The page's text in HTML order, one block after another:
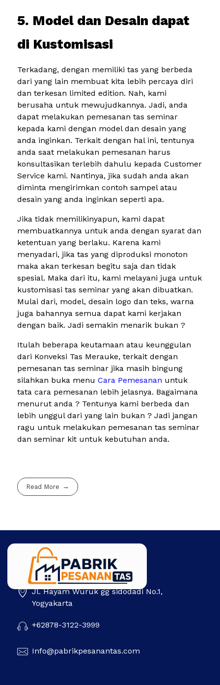
5. Model dan Desain dapat
di Kustomisasi
Terkadang, dengan memiliki tas yang berbeda
dari yang lain membuat kita lebih percaya diri
dan terkesan limited edition. Nah, kami
berusaha untuk mewujudkannya. Jadi, anda
dapat melakukan pemesanan tas seminar
kepada kami dengan model dan desain yang
anda inginkan. Terkait dengan hal ini, tentunya
anda saat melakukan pemesanan harus
konsultasikan terlebih dahulu kepada Customer
Service kami. Nantinya, jika sudah anda akan
diminta mengirimkan contoh sampel atau
desain yang anda inginkan seperti apa.
Jika tidak memilikinyapun, kami dapat
membuatkannya untuk anda dengan syarat dan
ketentuan yang berlaku. Karena kami
menyadari, jika tas yang diproduksi monoton
maka akan terkesan begitu saja dan tidak
spesial. Maka dari itu, kami melayani juga untuk
kustomisasi tas seminar yang akan dibuatkan.
Mulai dari, model, desain logo dan teks, warna
juga bahannya semua dapat kami kerjakan
dengan baik. Jadi semakin menarik bukan ?
Itulah beberapa keutamaan atau keunggulan
dari Konveksi Tas Merauke, terkait dengan
pemesanan tas seminar jika masih bingung
silahkan buka menu Cara Pemesanan untuk
tata cara pemesanan lebih jelasnya. Bagaimana
menurut anda ? Tentunya kami berbeda dan
lebih unggul dari yang lain bukan ? Jadi jangan
ragu untuk melakukan pemesanan tas seminar
dan seminar kit untuk kebutuhan anda.
Read More
Pabrik Pesanan Tas Jl. Hayam Wuruk gg sidodadi No.1,
Yogyakarta
+62878-3122-3999
Info@pabrikpesanantas.com